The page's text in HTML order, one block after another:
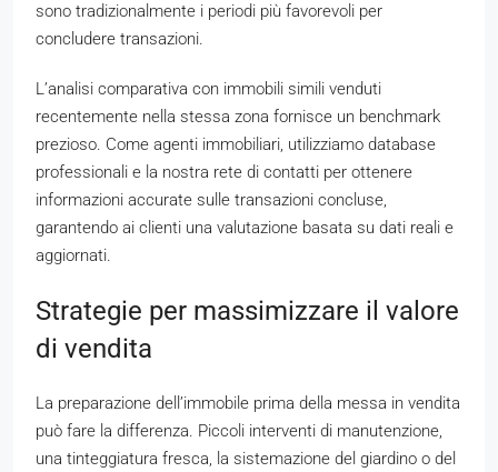
sono tradizionalmente i periodi più favorevoli per
concludere transazioni.
L’analisi comparativa con immobili simili venduti
recentemente nella stessa zona fornisce un benchmark
prezioso. Come agenti immobiliari, utilizziamo database
professionali e la nostra rete di contatti per ottenere
informazioni accurate sulle transazioni concluse,
garantendo ai clienti una valutazione basata su dati reali e
aggiornati.
Strategie per massimizzare il valore
di vendita
La preparazione dell’immobile prima della messa in vendita
può fare la differenza. Piccoli interventi di manutenzione,
una tinteggiatura fresca, la sistemazione del giardino o del